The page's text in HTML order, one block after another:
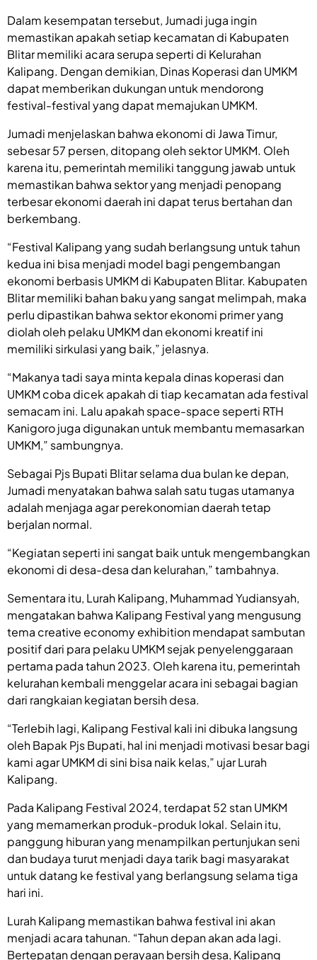
Dalam kesempatan tersebut, Jumadi juga ingin
memastikan apakah setiap kecamatan di Kabupaten
Blitar memiliki acara serupa seperti di Kelurahan
Kalipang. Dengan demikian, Dinas Koperasi dan UMKM
dapat memberikan dukungan untuk mendorong
festival-festival yang dapat memajukan UMKM.
Jumadi menjelaskan bahwa ekonomi di Jawa Timur,
sebesar 57 persen, ditopang oleh sektor UMKM. Oleh
karena itu, pemerintah memiliki tanggung jawab untuk
memastikan bahwa sektor yang menjadi penopang
terbesar ekonomi daerah ini dapat terus bertahan dan
berkembang.
“Festival Kalipang yang sudah berlangsung untuk tahun
kedua ini bisa menjadi model bagi pengembangan
ekonomi berbasis UMKM di Kabupaten Blitar. Kabupaten
Blitar memiliki bahan baku yang sangat melimpah, maka
perlu dipastikan bahwa sektor ekonomi primer yang
diolah oleh pelaku UMKM dan ekonomi kreatif ini
memiliki sirkulasi yang baik,” jelasnya.
“Makanya tadi saya minta kepala dinas koperasi dan
UMKM coba dicek apakah di tiap kecamatan ada festival
semacam ini. Lalu apakah space-space seperti RTH
Kanigoro juga digunakan untuk membantu memasarkan
UMKM,” sambungnya.
Sebagai Pjs Bupati Blitar selama dua bulan ke depan,
Jumadi menyatakan bahwa salah satu tugas utamanya
adalah menjaga agar perekonomian daerah tetap
berjalan normal.
“Kegiatan seperti ini sangat baik untuk mengembangkan
ekonomi di desa-desa dan kelurahan,” tambahnya.
Sementara itu, Lurah Kalipang, Muhammad Yudiansyah,
mengatakan bahwa Kalipang Festival yang mengusung
tema creative economy exhibition mendapat sambutan
positif dari para pelaku UMKM sejak penyelenggaraan
pertama pada tahun 2023. Oleh karena itu, pemerintah
kelurahan kembali menggelar acara ini sebagai bagian
dari rangkaian kegiatan bersih desa.
“Terlebih lagi, Kalipang Festival kali ini dibuka langsung
oleh Bapak Pjs Bupati, hal ini menjadi motivasi besar bagi
kami agar UMKM di sini bisa naik kelas,” ujar Lurah
Kalipang.
Pada Kalipang Festival 2024, terdapat 52 stan UMKM
yang memamerkan produk-produk lokal. Selain itu,
panggung hiburan yang menampilkan pertunjukan seni
dan budaya turut menjadi daya tarik bagi masyarakat
untuk datang ke festival yang berlangsung selama tiga
hari ini.
Lurah Kalipang memastikan bahwa festival ini akan
menjadi acara tahunan. “Tahun depan akan ada lagi.
Bertepatan dengan perayaan bersih desa, Kalipang